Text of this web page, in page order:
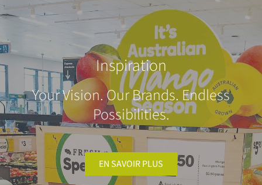
Inspiration
Your Vision. Our Brands. Endless
Possibilities.
EN SAVOIR PLUS